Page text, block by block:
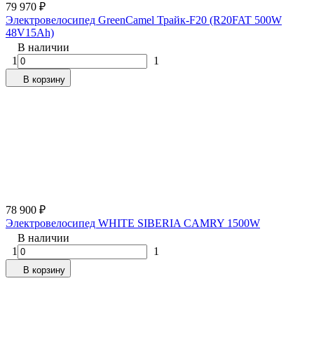
79 970 ₽
Электровелосипед GreenCamel Трайк-F20 (R20FAT 500W
48V15Ah)
В наличии
1
1
В корзину
78 900 ₽
Электровелосипед WHITE SIBERIA CAMRY 1500W
В наличии
1
1
В корзину